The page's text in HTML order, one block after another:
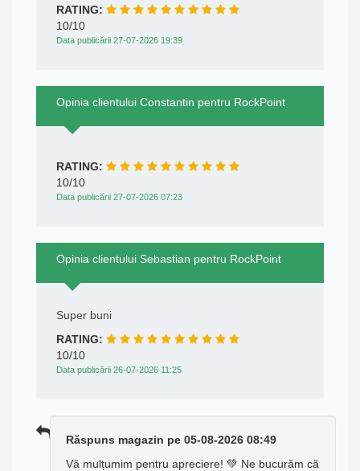
RATING:
10/10
Data publicării 27-07-2026 19:39
Opinia clientului Constantin pentru RockPoint
RATING:
10/10
Data publicării 27-07-2026 07:23
Opinia clientului Sebastian pentru RockPoint
Super buni
RATING:
10/10
Data publicării 26-07-2026 11:25
Răspuns magazin pe 05-08-2026 08:49
Vă mulțumim pentru apreciere! 💚 Ne bucurăm că